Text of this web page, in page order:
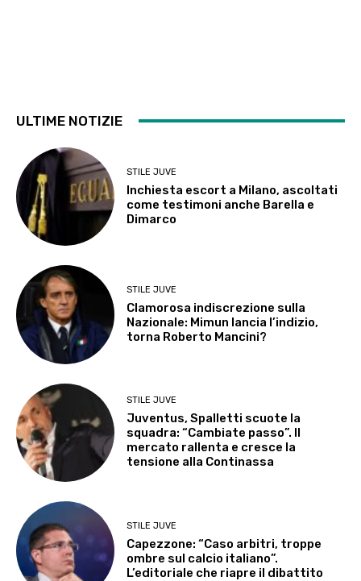
ULTIME NOTIZIE
STILE JUVE
Inchiesta escort a Milano, ascoltati
come testimoni anche Barella e
Dimarco
STILE JUVE
Clamorosa indiscrezione sulla
Nazionale: Mimun lancia l’indizio,
torna Roberto Mancini?
STILE JUVE
Juventus, Spalletti scuote la
squadra: “Cambiate passo”. Il
mercato rallenta e cresce la
tensione alla Continassa
STILE JUVE
Capezzone: “Caso arbitri, troppe
ombre sul calcio italiano”.
L’editoriale che riapre il dibattito